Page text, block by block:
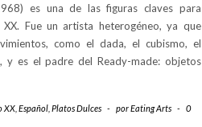
es una de las figuras claves para
Fue un artista heterogéneo, ya que
como el dada, el cubismo, el
y es el padre del Ready-made: objetos
XX Español Platos Dulces - porEating Arts -
0